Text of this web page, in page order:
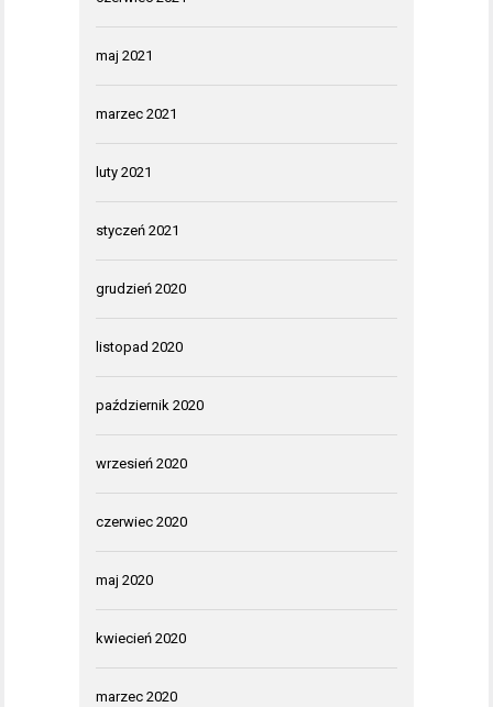
maj 2021
marzec 2021
luty 2021
styczeń 2021
grudzień 2020
listopad 2020
październik 2020
wrzesień 2020
czerwiec 2020
maj 2020
kwiecień 2020
marzec 2020